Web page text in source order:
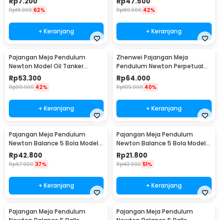
Rp18.900 62%
+ Keranjang
Rp80.900 42%
+ Keranjang
Pajangan Meja Pendulum
Newton Model Oil Tanker
Perpetual Debate - B101
Rp53.300
Rp90.900 42%
+ Keranjang
Zhenwei Pajangan Meja
Pendulum Newton Perpetual
Model Ferris Wheel - ZPW
Rp64.000
Rp105.900 40%
+ Keranjang
Pajangan Meja Pendulum
Newton Balance 5 Bola Model
Arched M - ZY02
Rp42.800
Rp67.900 37%
+ Keranjang
Pajangan Meja Pendulum
Newton Balance 5 Bola Model
Arched S - ZY02
Rp21.800
Rp43.900 51%
+ Keranjang
Pajangan Meja Pendulum
Pajangan Meja Pendulum